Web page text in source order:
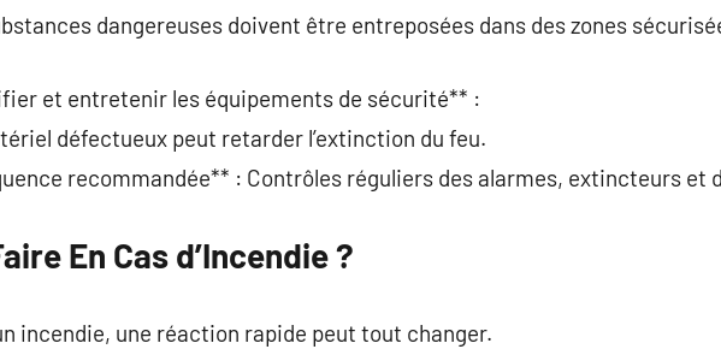
dangereuses doivent être entreposées dans des zones
et entretenir les équipements de sécurité** :
défectueux peut retarder l’extinction du feu.
recommandée** : Contrôles réguliers des alarmes, extincteurs et
En Cas d’Incendie ?
incendie, une réaction rapide peut tout changer.